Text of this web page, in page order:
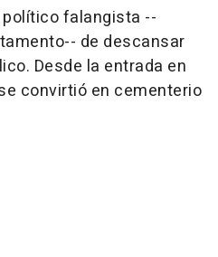
falangista --
de descansar
Desde la entrada en
convirtió en cementerio